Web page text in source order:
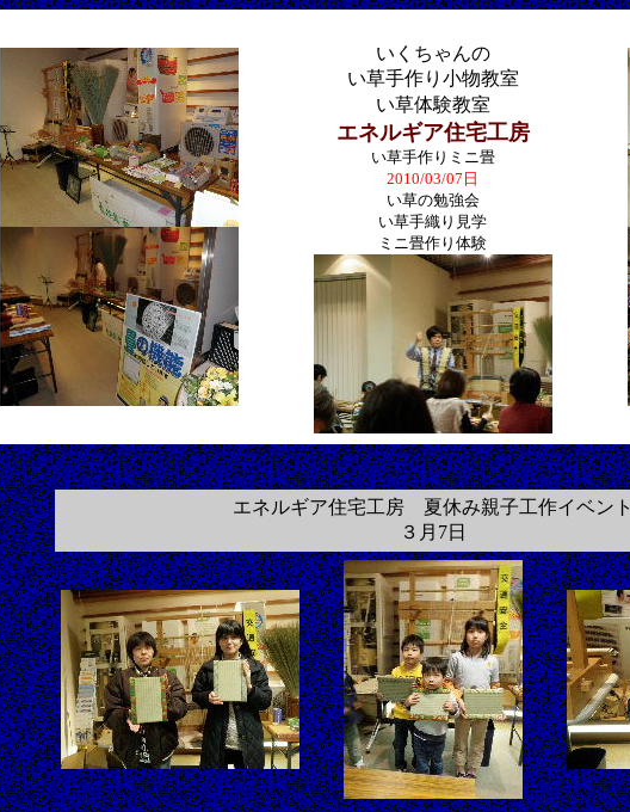
いくちゃんの
い草手作り小物教室
い草体験教室
エネルギア住宅工房
い草手作りミニ畳
2010/03/07日
い草の勉強会
い草手織り見学
ミニ畳作り体験
エネルギア住宅工房 夏休み親子工作イベント
３月7日